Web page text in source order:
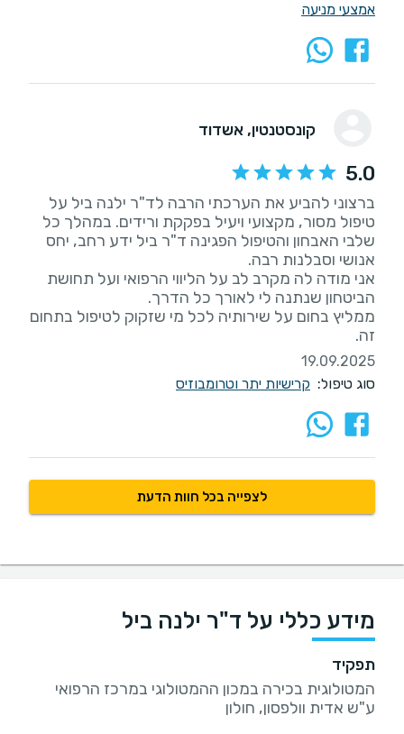
אמצעי מניעה
קונסטנטין, אשדוד
5.0
ברצוני להביע את הערכתי הרבה לד"ר ילנה ביל על
טיפול מסור, מקצועי ויעיל בפקקת ורידים. במהלך כל
שלבי האבחון והטיפול הפגינה ד"ר ביל ידע רחב, יחס
אני מודה לה מקרב לב על הליווי הרפואי ועל תחושת
ממליץ בחום על שירותיה לכל מי שזקוק לטיפול בתחום
זה.
19.09.2025
סוג טיפול: קרישיות יתר וטרומבוזיס
לצפייה בכל חוות הדעת
מידע כללי על ד"ר ילנה ביל
תפקיד
המטולוגית בכירה במכון ההמטולוגי במרכז הרפואי
ע"ש אדית וולפסון, חולון